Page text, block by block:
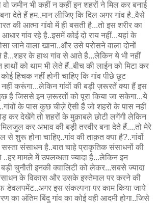
जमीन भी कहीं न कहीं इन शहरों ने मिल कर बनाई
देते हैं हम..मान लीजिए कि दिल अगर गांव है..वैसे
की आत्मा गांवो में ही बसती है...तो इस शरीर का
आधार गांव रहे है..इसमें कोई दो राय नहीं...यहां के
जाने वाला खाना..और उसे परोसने वाला दोनों
है...शहर के हाथ गांव से आते है...लेकिन ये भी नहीं
हाथों को थाम भी लेते हैं..बीच की लाईन को मिटा कर
हिचक नहीं होनी चाहिए कि गांव पीछे छूट
नहीं करूंगा...लेकिन गांवों की बड़ी ज़रूरतें क्या हैं इस
है जिससे इन ज़रूरतों को पूरा किया जा सकेगा...ये
के पास कुछ चीज़े ऐसी हैं जो शहरों के पास नहीं
कर देखेंगे तो शहरों के मुक़ाबले छोटी लगेंगी लेकिन
कर अभाव की बड़ी तस्वीर बना देते हैं....तो मेरे
से शुरू होना चाहिए..गांव की ताक़त क्या है?..गांवों
संसाधन है..बात चाहे प्राकृतिक संसाधनों की
..हर मामले में उपलब्धता ज्यादा है...लेकिन इन
चुनौती इनकी क्वालिटी को लेकर...सबसे ज्यादा
के विकास और उसके इस्तेमाल पर करने की
डेवलपमेंट..अगर इस संकल्पना पर काम किया जाये
का अंतिम बिंदु गांव का कोई वही आदमी होगा..जिसे